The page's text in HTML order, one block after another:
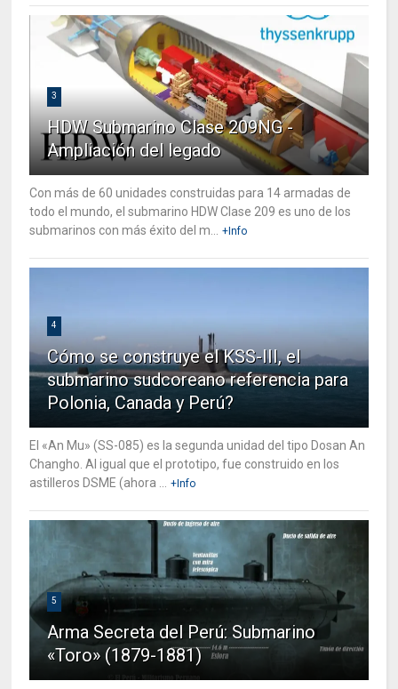
3
HDW Submarino Clase 209NG -
Ampliación del legado
Con más de 60 unidades construidas para 14 armadas de
todo el mundo, el submarino HDW Clase 209 es uno de los
submarinos con más éxito del m...
+Info
4
Cómo se construye el KSS-III, el
submarino sudcoreano referencia para
Polonia, Canada y Perú?
El «An Mu» (SS-085) es la segunda unidad del tipo Dosan An
Changho. Al igual que el prototipo, fue construido en los
astilleros DSME (ahora ...
+Info
5
Arma Secreta del Perú: Submarino
«Toro» (1879-1881)